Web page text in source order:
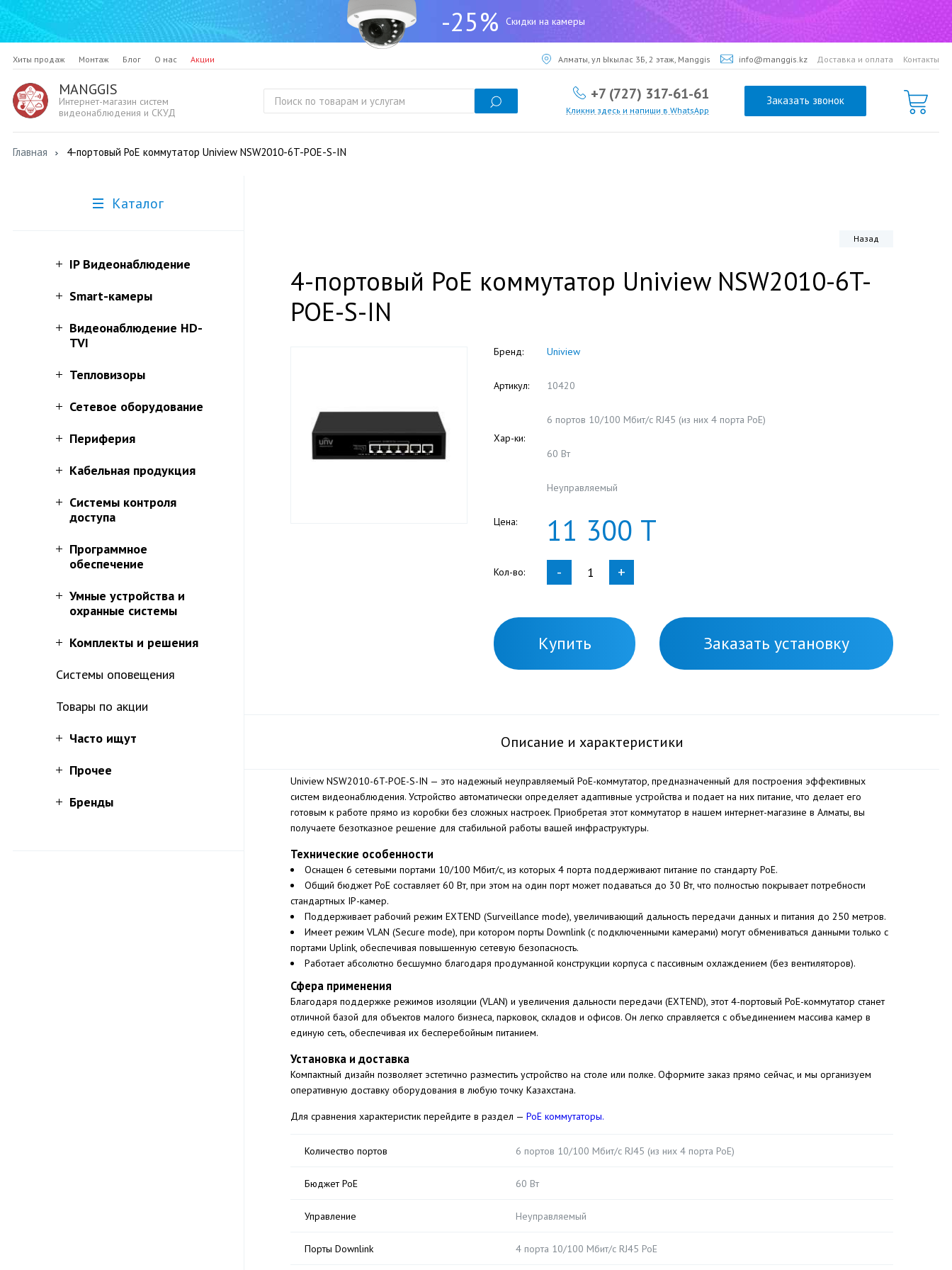
-25% Скидки на камеры
Хиты продаж Монтаж Блог О нас Акции Алматы, ул Ыкылас 3Б, 2 этаж, Manggis info@manggis.kz Доставка и оплата Контакты
MANGGIS
Интернет-магазин систем
видеонаблюдения и СКУД
+7 (727) 317-61-61
Кликни здесь и напиши в WhatsApp
Заказать звонок
Главная 4-портовый PoE коммутатор Uniview NSW2010-6T-POE-S-IN
Каталог
IP Видеонаблюдение
Smart-камеры
Видеонаблюдение HD-
TVI
Тепловизоры
Сетевое оборудование
Периферия
Кабельная продукция
Системы контроля
доступа
Программное
обеспечение
Умные устройства и
охранные системы
Комплекты и решения
Системы оповещения
Товары по акции
Часто ищут
Прочее
Бренды
Назад
4-портовый PoE коммутатор Uniview NSW2010-6T-
POE-S-IN
Бренд: Uniview
Артикул: 10420
Хар-ки:
6 портов 10/100 Мбит/с RJ45 (из них 4 порта PoE)
60 Вт
Неуправляемый
Цена: 11 300 Т
Кол-во: - +
Купить Заказать установку
Описание и характеристики
Uniview NSW2010-6T-POE-S-IN — это надежный неуправляемый PoE-коммутатор, предназначенный для построения эффективных
систем видеонаблюдения. Устройство автоматически определяет адаптивные устройства и подает на них питание, что делает его
готовым к работе прямо из коробки без сложных настроек. Приобретая этот коммутатор в нашем интернет-магазине в Алматы, вы
получаете безотказное решение для стабильной работы вашей инфраструктуры.
Технические особенности
Оснащен 6 сетевыми портами 10/100 Мбит/с, из которых 4 порта поддерживают питание по стандарту PoE.
Общий бюджет PoE составляет 60 Вт, при этом на один порт может подаваться до 30 Вт, что полностью покрывает потребности
стандартных IP-камер.
Поддерживает рабочий режим EXTEND (Surveillance mode), увеличивающий дальность передачи данных и питания до 250 метров.
Имеет режим VLAN (Secure mode), при котором порты Downlink (с подключенными камерами) могут обмениваться данными только с
портами Uplink, обеспечивая повышенную сетевую безопасность.
Работает абсолютно бесшумно благодаря продуманной конструкции корпуса с пассивным охлаждением (без вентиляторов).
Сфера применения
Благодаря поддержке режимов изоляции (VLAN) и увеличения дальности передачи (EXTEND), этот 4-портовый PoE-коммутатор станет
отличной базой для объектов малого бизнеса, парковок, складов и офисов. Он легко справляется с объединением массива камер в
единую сеть, обеспечивая их бесперебойным питанием.
Установка и доставка
Компактный дизайн позволяет эстетично разместить устройство на столе или полке. Оформите заказ прямо сейчас, и мы организуем
оперативную доставку оборудования в любую точку Казахстана.
Для сравнения характеристик перейдите в раздел — PoE коммутаторы.
Количество портов 6 портов 10/100 Мбит/с RJ45 (из них 4 порта PoE)
Бюджет PoE 60 Вт
Управление Неуправляемый
Порты Downlink 4 порта 10/100 Мбит/с RJ45 PoE